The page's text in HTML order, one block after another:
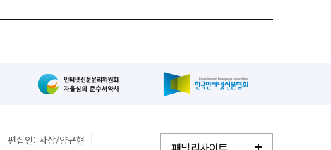
편집인: 사장/양규현